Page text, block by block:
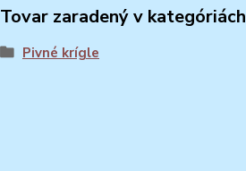
Tovar zaradený v kategóriách
Pivné krígle